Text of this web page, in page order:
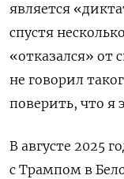
является
спустя
«отказался» от
не говорил
поверить, что я
В августе 2025
с Трампом в